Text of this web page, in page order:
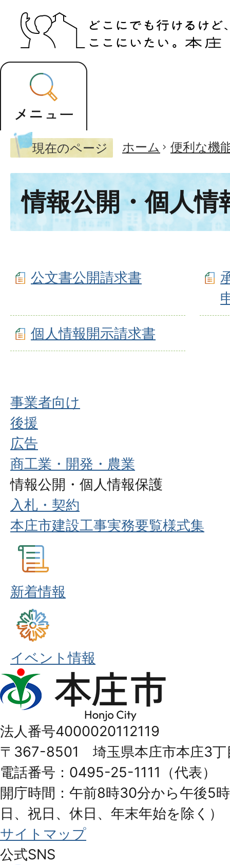
現在のページ ホーム 便利な機
情報公開・個人情
公文書公開請求書
個人情報開示請求書
事業者向け
後援
広告
商工業・開発・農業
情報公開・個人情報保護
入札・契約
本庄市建設工事実務要覧様式集
新着情報
イベント情報
本
庄
Honjo
City
法人番号4000020112119
〒367-8501 埼玉県本庄市本庄3丁
電話番号：0495-25-1111（代表）
開庁時間：午前8時30分から午後5
日、祝日、休日、年末年始を除く）
サイトマップ
公式SNS